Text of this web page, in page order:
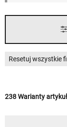
Resetuj wszystkie
238 Warianty